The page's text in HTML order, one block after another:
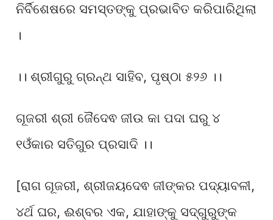
ନିର୍ବିଶେଷରେ ସମସ୍ତଙ୍କୁ ପ୍ରଭାବିତ କରିପାରିଥିଲା
।
।। ଶ୍ରୀଗୁରୁ ଗ୍ରନ୍ଥ ସାହିବ, ପୃଷ୍ଠା ୫୨୬ ।।
ଗୂଜରୀ ଶ୍ରୀ ଜୈଦେଵ ଜୀଉ କା ପଦା ଘରୁ ୪
୧ଓଁକାର ସତିଗୁର ପ୍ରସାଦି ।।
[ରାଗ ଗୂଜରୀ, ଶ୍ରୀଜୟଦେଵ ଜୀଙ୍କର ପଦ୍ୟାବଳୀ,
୪ର୍ଥ ଘର, ଈଶ୍ବର ଏକ, ଯାହାଙ୍କୁ ସଦ୍ଗୁରୁଙ୍କ